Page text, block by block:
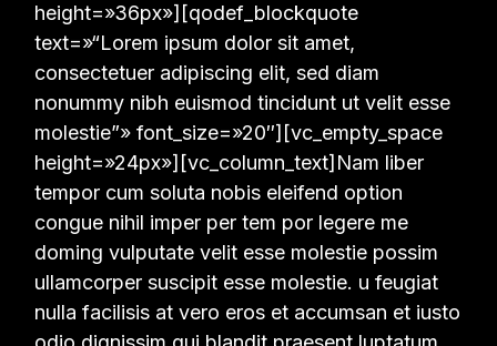
height=»36px»][qodef_blockquote
text=»“Lorem ipsum dolor sit amet,
consectetuer adipiscing elit, sed diam
nonummy nibh euismod tincidunt ut velit esse
molestie”» font_size=»20″][vc_empty_space
height=»24px»][vc_column_text]Nam liber
tempor cum soluta nobis eleifend option
congue nihil imper per tem por legere me
doming vulputate velit esse molestie possim
ullamcorper suscipit esse molestie. u feugiat
nulla facilisis at vero eros et accumsan et iusto